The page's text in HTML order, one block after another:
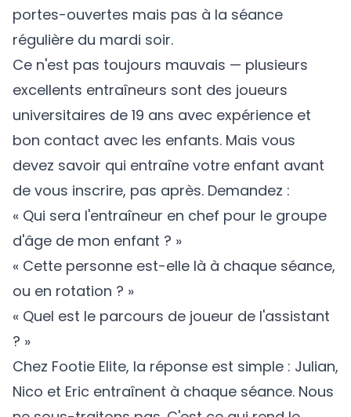
portes-ouvertes mais pas à la séance
régulière du mardi soir.
Ce n'est pas toujours mauvais — plusieurs
excellents entraîneurs sont des joueurs
universitaires de 19 ans avec expérience et
bon contact avec les enfants. Mais vous
devez savoir qui entraîne votre enfant avant
de vous inscrire, pas après. Demandez :
« Qui sera l'entraîneur en chef pour le groupe
d'âge de mon enfant ? »
« Cette personne est-elle là à chaque séance,
ou en rotation ? »
« Quel est le parcours de joueur de l'assistant
? »
Chez Footie Elite, la réponse est simple : Julian,
Nico et Eric entraînent à chaque séance. Nous